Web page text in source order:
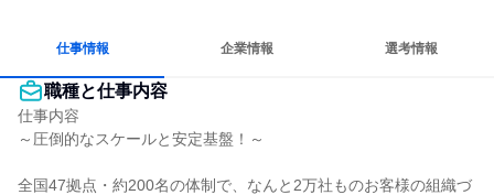
仕事情報 企業情報 選考情報
職種と仕事内容
仕事内容
～圧倒的なスケールと安定基盤！～
全国47拠点・約200名の体制で、なんと2万社ものお客様の組織づ